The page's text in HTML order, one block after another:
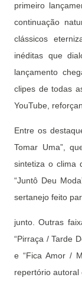
primeiro
continuação
clássicos
inéditas que
lançamento
clipes de todas
YouTube,
Entre os
Tomar Uma”,
sintetiza o clima
“Juntô Deu
sertanejo feito
junto. Outras
“Pirraça / Tarde
e “Fica Amor /
repertório autoral